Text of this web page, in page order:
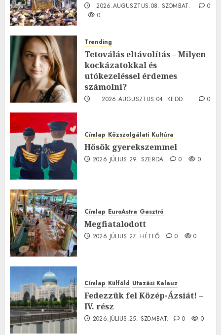
2026.AUGUSZTUS.08. SZOMBAT.
0
0
Trending
Tetoválás eltávolítás – Milyen
kockázatokkal és
utókezeléssel érdemes
számolni?
2026.AUGUSZTUS.04. KEDD.
0
Címlap Közszolgálati Kultúra
Hősök gyerekszemmel
2026.JÚLIUS.29. SZERDA. 0 0
Címlap EuroAstra Gasztró
Megfiatalodott
2026.JÚLIUS.27. HÉTFŐ. 0 0
Címlap Külföld Utazási Kalauz
Fedezzük fel Közép-Ázsiát! –
IV. rész
2026.JÚLIUS.25. SZOMBAT. 0 0